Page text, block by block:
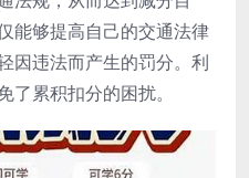
能够提高自己的交通法律
因违法而产生的罚分。利
了累积扣分的困扰。